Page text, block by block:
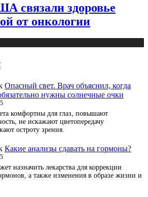
связали здоровье
от онкологии
Опасный свет. Врач объяснил, когда
нужны солнечные очки
комфортны для глаз, повышают
не искажают цветопередачу
остроту зрения.
Какие анализы сдавать на гормоны?
назначить лекарства для коррекции
а также изменения в образе жизни и